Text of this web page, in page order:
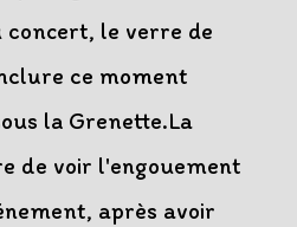
concert, le verre de
ce moment
la Grenette.La
de voir l'engouement
après avoir